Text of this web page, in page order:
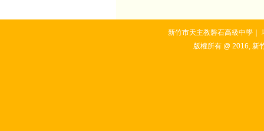
新竹市天主教磐石高級中學｜
版權所有 @ 2016, 新